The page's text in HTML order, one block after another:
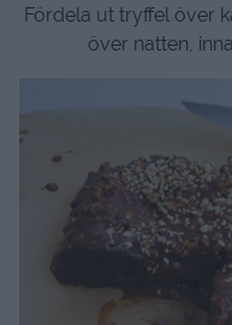
Fördela ut tryffel över
över natten,